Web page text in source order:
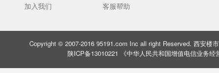
加入我们
客服帮助
Copyright © 2007-2016 95191.com Inc all right Reserved. 西安楼
陕ICP备13010221 《中华人民共和国增值电信业务经